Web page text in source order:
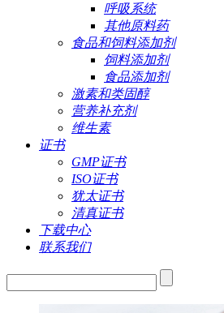
呼吸系统
其他原料药
食品和饲料添加剂
饲料添加剂
食品添加剂
激素和类固醇
营养补充剂
维生素
证书
GMP证书
ISO证书
犹太证书
清真证书
下载中心
联系我们